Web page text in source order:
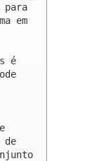
para
em
é
de